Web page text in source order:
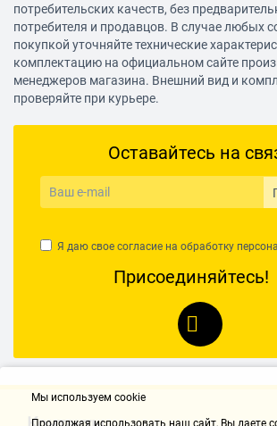
потребительских качеств, без
потребителя и продавцов. В случае любых
покупкой уточняйте технические
комплектацию на официальном сайте
менеджеров магазина. Внешний вид и
проверяйте при курьере.
Оставайтесь на
Я даю свое согласие на обработку
Присоединяйтесь!
Мы используем cookie
Продолжая использовать наш cайт, Вы даете